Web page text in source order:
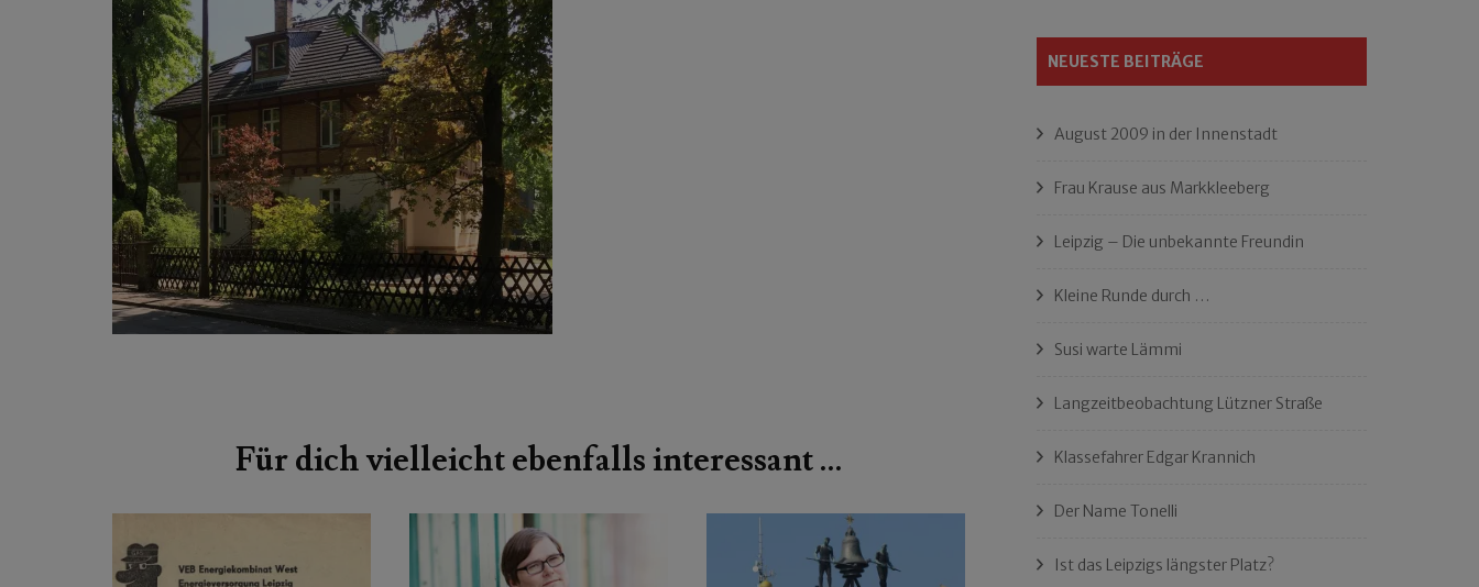
Für dich vielleicht ebenfalls interessant …
NEUESTE BEITRÄGE
August 2009 in der Innenstadt
Frau Krause aus Markkleeberg
Leipzig – Die unbekannte Freundin
Kleine Runde durch …
Susi warte Lämmi
Langzeitbeobachtung Lützner Straße
Klassefahrer Edgar Krannich
Der Name Tonelli
Ist das Leipzigs längster Platz?